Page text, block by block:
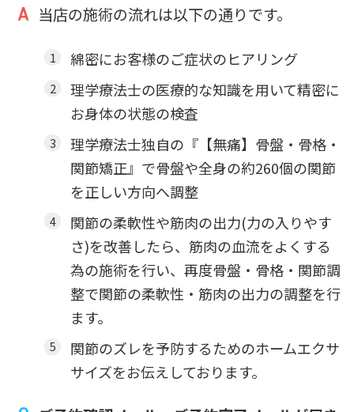
当店の施術の流れは以下の通りです。
綿密にお客様のご症状のヒアリング
理学療法士の医療的な知識を用いて精密に
お身体の状態の検査
理学療法士独自の『【無痛】骨盤・骨格・
関節矯正』で骨盤や全身の約260個の関節
を正しい方向へ調整
関節の柔軟性や筋肉の出力(力の入りやす
さ)を改善したら、筋肉の血流をよくする
為の施術を行い、再度骨盤・骨格・関節調
整で関節の柔軟性・筋肉の出力の調整を行
ます。
関節のズレを予防するためのホームエクサ
サイズをお伝えしております。